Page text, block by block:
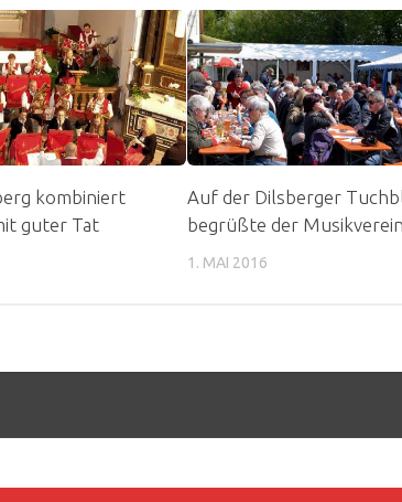
kombiniert
guter Tat
Auf der Dilsberger
begrüßte der
1. MAI 2016